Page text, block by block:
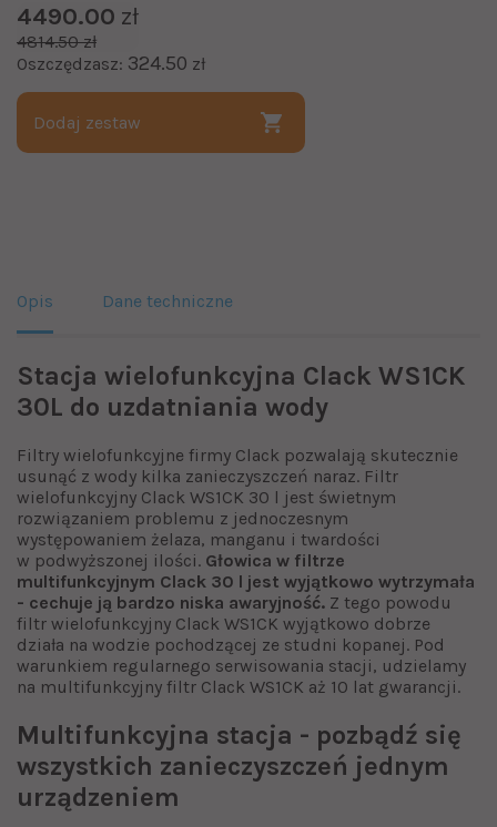
4490.00 zł
4814.50 zł
Oszczędzasz: 324.50 zł
Dodaj zestaw
Opis Dane techniczne
Stacja wielofunkcyjna Clack WS1CK
30L do uzdatniania wody
Filtry wielofunkcyjne firmy Clack pozwalają skutecznie
usunąć z wody kilka zanieczyszczeń naraz. Filtr
wielofunkcyjny Clack WS1CK 30 l jest świetnym
rozwiązaniem problemu z jednoczesnym
występowaniem żelaza, manganu i twardości
w podwyższonej ilości. Głowica w filtrze
multifunkcyjnym Clack 30 l jest wyjątkowo wytrzymała
- cechuje ją bardzo niska awaryjność. Z tego powodu
filtr wielofunkcyjny Clack WS1CK wyjątkowo dobrze
działa na wodzie pochodzącej ze studni kopanej. Pod
warunkiem regularnego serwisowania stacji, udzielamy
na multifunkcyjny filtr Clack WS1CK aż 10 lat gwarancji.
Multifunkcyjna stacja - pozbądź się
wszystkich zanieczyszczeń jednym
urządzeniem